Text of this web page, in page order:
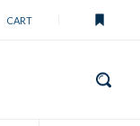
CART